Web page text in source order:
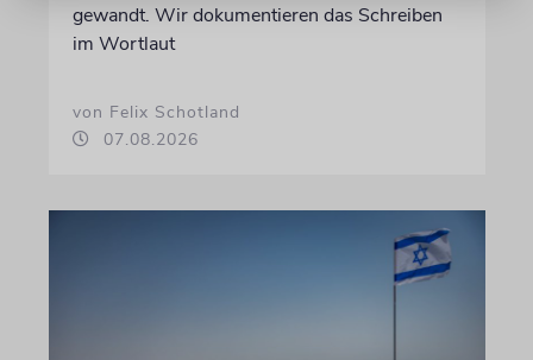
gewandt. Wir dokumentieren das Schreiben
im Wortlaut
von Felix Schotland
07.08.2026